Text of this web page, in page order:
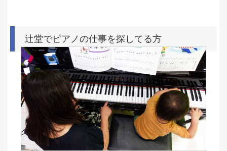
辻堂でピアノの仕事を探してる方